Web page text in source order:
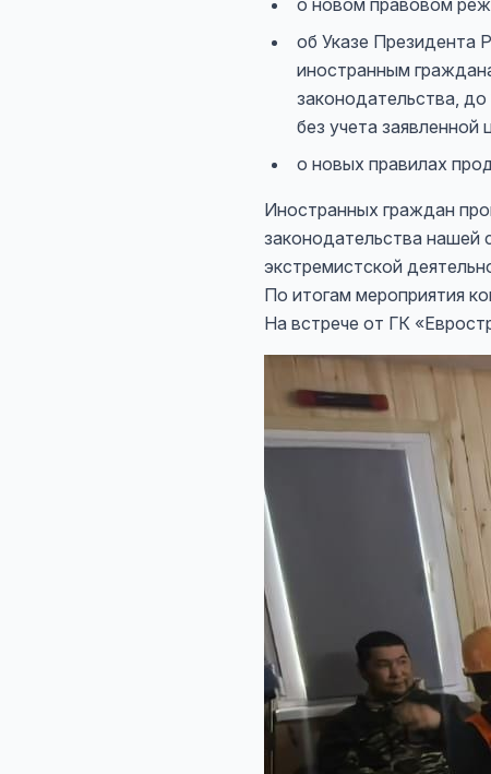
о новом правовом
об Указе Президента
иностранным
законодательства,
без учета
о новых правилах
Иностранных граждан
законодательства нашей
экстремистской
По итогам мероприятия
На встрече от ГК